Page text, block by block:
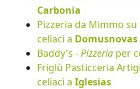
Carbonia
Pizzeria da Mimmo su
celiaci a Domusnovas
Baddy's -Pizzeria per
Friglù Pasticceria
celiaci a Iglesias